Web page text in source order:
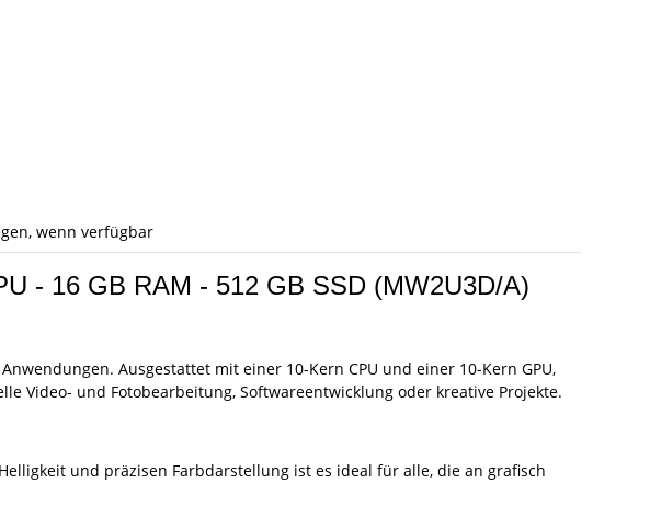
wenn verfügbar
- 16 GB RAM - 512 GB SSD (MW2U3D/A)
Ausgestattet mit einer 10-Kern CPU und einer 10-Kern GPU,
Video- und Fotobearbeitung, Softwareentwicklung oder kreative Projekte.
und präzisen Farbdarstellung ist es ideal für alle, die an grafisch